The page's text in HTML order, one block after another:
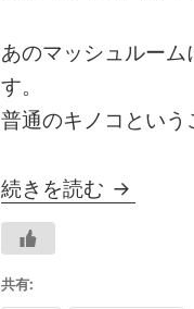
あのマッシュルー
す。
普通のキノコという
続きを読む あの「
共有: